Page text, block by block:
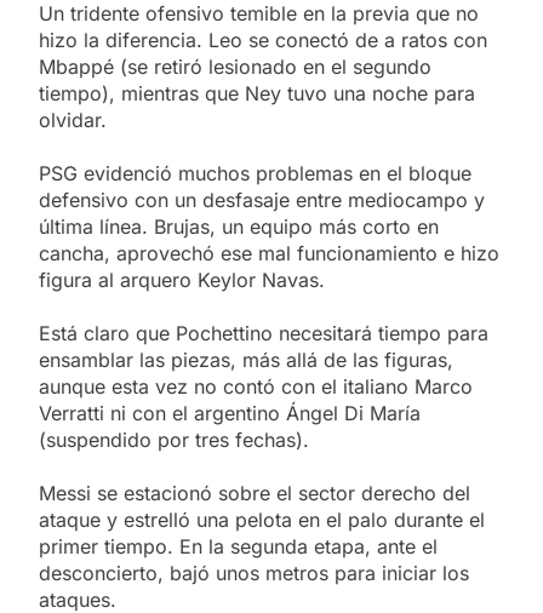
Un tridente ofensivo temible en la previa que no
hizo la diferencia. Leo se conectó de a ratos con
Mbappé (se retiró lesionado en el segundo
tiempo), mientras que Ney tuvo una noche para
olvidar.
PSG evidenció muchos problemas en el bloque
defensivo con un desfasaje entre mediocampo y
última línea. Brujas, un equipo más corto en
cancha, aprovechó ese mal funcionamiento e hizo
figura al arquero Keylor Navas.
Está claro que Pochettino necesitará tiempo para
ensamblar las piezas, más allá de las figuras,
aunque esta vez no contó con el italiano Marco
Verratti ni con el argentino Ángel Di María
(suspendido por tres fechas).
Messi se estacionó sobre el sector derecho del
ataque y estrelló una pelota en el palo durante el
primer tiempo. En la segunda etapa, ante el
desconcierto, bajó unos metros para iniciar los
ataques.